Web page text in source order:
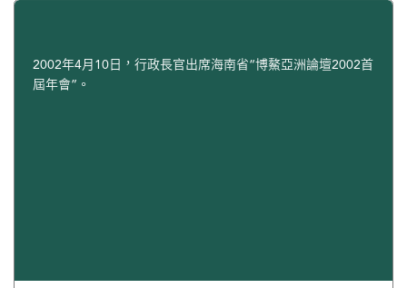
2002年4月10日，行政長官出席海南省“博鰲亞洲論壇2002首
屆年會”。